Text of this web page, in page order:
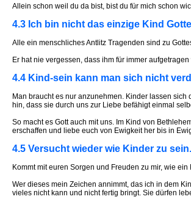
Allein schon weil du da bist, bist du für mich schon
4.3 Ich bin nicht das einzige Kind
Alle ein menschliches Antlitz Tragenden sind zu
Er hat nie vergessen, dass ihm für immer
4.4 Kind-sein kann man sich nicht
Man braucht es nur anzunehmen. Kinder lassen
hin, dass sie durch uns zur Liebe befähigt einmal
So macht es Gott auch mit uns. Im Kind von
erschaffen und liebe euch von Ewigkeit her bis in
4.5 Versucht wieder wie Kinder zu sein.
Kommt mit euren Sorgen und Freuden zu mir, wie
Wer dieses mein Zeichen annimmt, das ich in dem
vieles nicht kann und nicht fertig bringt. Sie dürfen